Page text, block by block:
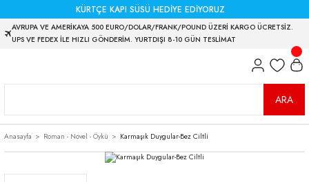
KÜRTÇE KAPI SÜSÜ HEDİYE EDİYORUZ
AVRUPA VE AMERİKAYA 500 EURO/DOLAR/FRANK/POUND ÜZERİ KARGO ÜCRETSİZ.
UPS VE FEDEX İLE HIZLI GÖNDERİM. YURTDIŞI 8-10 GÜN TESLİMAT
ARA
Anasayfa Roman - Novel - Öykü Karmaşık Duygular-Bez Ciltli